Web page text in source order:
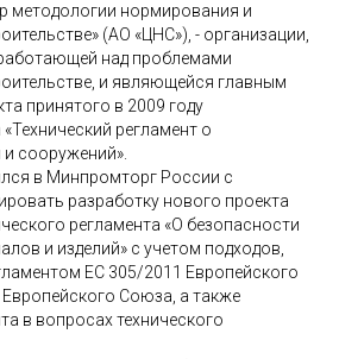
методологии нормирования и
(АО «ЦНС»), - организации,
над проблемами
и являющейся главным
принятого в 2009 году
регламент о
и сооружений».
в Минпромторг России с
разработку нового проекта
регламента «О безопасности
и изделий» с учетом подходов,
ЕС 305/2011 Европейского
Союза, а также
в вопросах технического